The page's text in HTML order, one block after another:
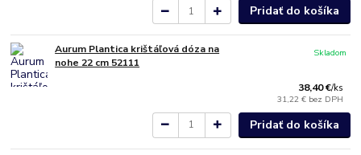
Pridať do košíka
Aurum Plantica krištáľová dóza na
nohe 22 cm 52111
38,40 €/ks
31,22 € bez DPH
Skladom
Pridať do košíka